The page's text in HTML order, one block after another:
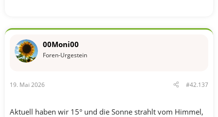
00Moni00
Foren-Urgestein
19. Mai 2026 #42.137
Aktuell haben wir 15° und die Sonne strahlt vom Himmel,